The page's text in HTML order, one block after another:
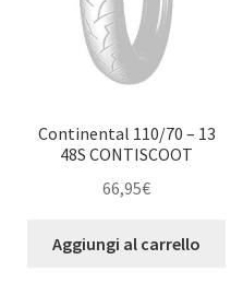
Continental 110/70 – 13
48S CONTISCOOT
66,95€
Aggiungi al carrello